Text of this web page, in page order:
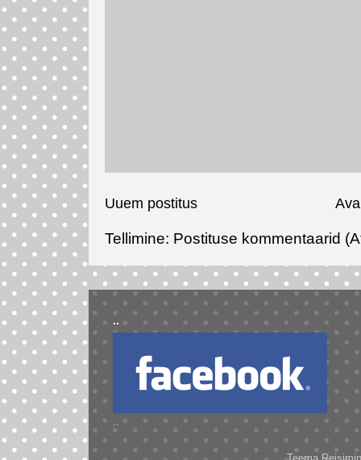
Uuem postitus
Tellimine: Postituse kommentaarid
..